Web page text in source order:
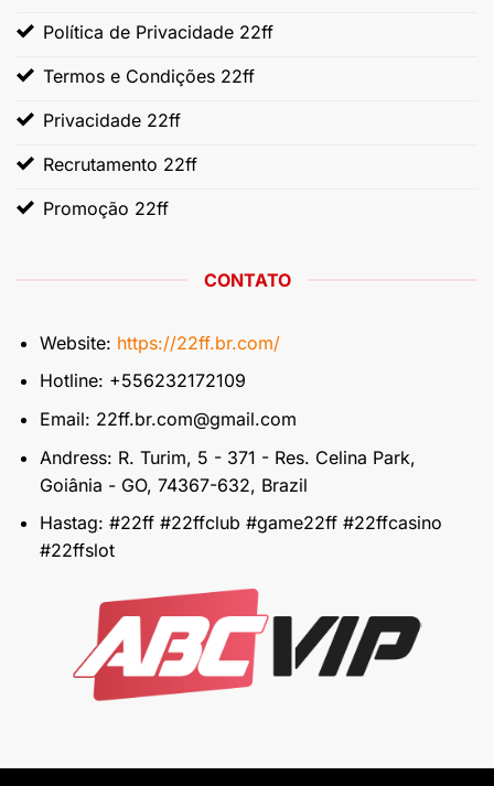
Política de Privacidade 22ff
Termos e Condições 22ff
Privacidade 22ff
Recrutamento 22ff
Promoção 22ff
CONTATO
Website: https://22ff.br.com/
Hotline: +556232172109
Email: 22ff.br.com@gmail.com
Andress: R. Turim, 5 - 371 - Res. Celina Park,
Goiânia - GO, 74367-632, Brazil
Hastag: #22ff #22ffclub #game22ff #22ffcasino
#22ffslot